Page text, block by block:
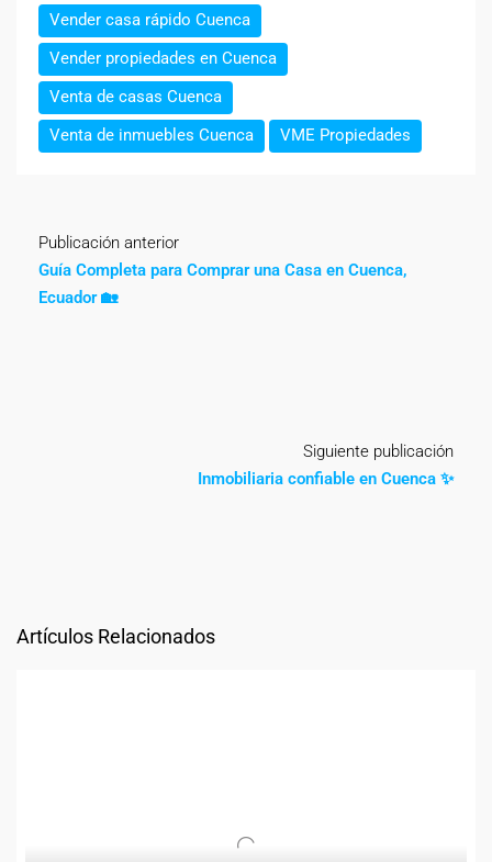
Vender casa rápido Cuenca
Vender propiedades en Cuenca
Venta de casas Cuenca
Venta de inmuebles Cuenca
VME Propiedades
Publicación anterior
Guía Completa para Comprar una Casa en Cuenca,
Ecuador 🏡
Siguiente publicación
Inmobiliaria confiable en Cuenca ✨
Artículos Relacionados